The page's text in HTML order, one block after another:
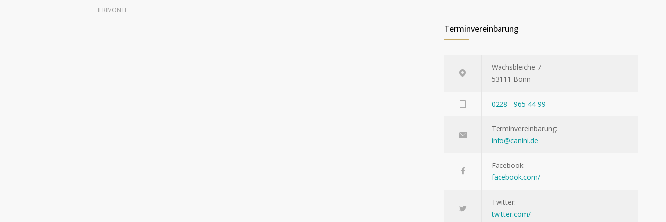
IERIMONTE
Terminvereinbarung
Wachsbleiche 7
53111 Bonn
0228 - 965 44 99
Terminvereinbarung:
info@canini.de
Facebook:
facebook.com/
Twitter:
twitter.com/